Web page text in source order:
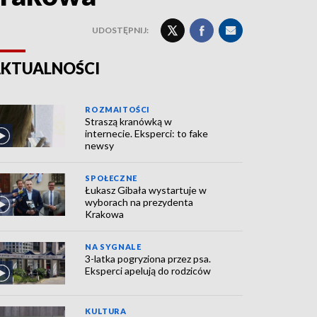
UDOSTĘPNIJ:
ROZMAITOŚCI
Straszą kranówką w
internecie. Eksperci: to fake
newsy
SPOŁECZNE
Łukasz Gibała wystartuje w
wyborach na prezydenta
Krakowa
NA SYGNALE
3-latka pogryziona przez psa.
Eksperci apelują do rodziców
KULTURA